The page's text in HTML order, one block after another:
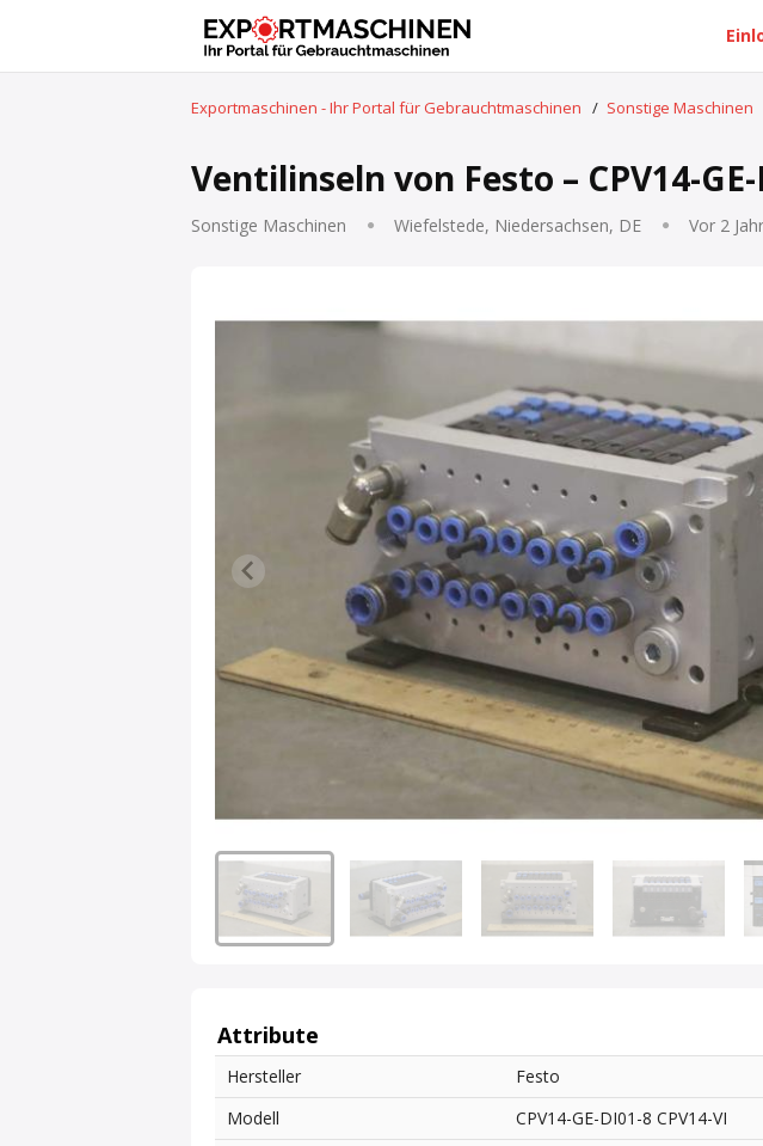
Exportmaschinen - Ihr Portal für Gebrauchtmaschinen / Sonstige Maschinen
Ventilinseln von Festo – CPV14-GE-
Sonstige Maschinen Wiefelstede, Niedersachsen, DE Vor 2
Attribute
Hersteller
Festo
Modell
CPV14-GE-DI01-8 CPV14-VI